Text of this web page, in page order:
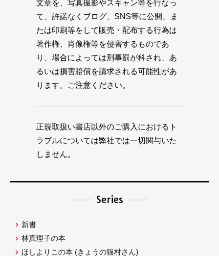
文章を、写真撮影やスキャン等を行なっ
て、許諾なくブログ、SNS等に公開、ま
たは印刷等をして販売・配布する行為は
著作権、肖像権等を侵害するものであ
り、場合によっては刑事罰が科され、あ
るいは損害賠償を請求される可能性があ
ります。ご注意ください。
正規取扱い書店以外のご購入におけるト
ラブルについては弊社では一切関与いた
しません。
Series
新書
林真理子の本
ほしよりこの本 (きょうの猫村さん)